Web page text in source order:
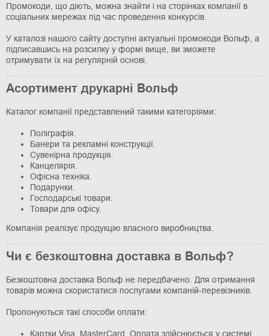
Промокоди, що діють, можна знайти і на сторінках компанії в
соціальних мережах під час проведення конкурсів.
У каталозі нашого сайту доступні актуальні промокоди Вольф, а
підписавшись на розсилку у формі вище, ви зможете
отримувати їх на регулярній основі.
Асортимент друкарні Вольф
Каталог компанії представлений такими категоріями:
Поліграфія.
Банери та рекламні конструкції.
Сувенірна продукція.
Канцелярія.
Офісна техніка.
Подарунки.
Господарські товари.
Товари для офісу.
Компанія реалізує продукцію власного виробництва.
Чи є безкоштовна доставка в Вольф?
Безкоштовна доставка Вольф не передбачено. Для отримання
товарів можна скористатися послугами компаній-перевізників.
Пропонуються такі способи оплати:
Картки Visa, MasterCard. Оплата здійснюється у системі